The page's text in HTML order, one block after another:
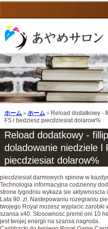
ホーム ＞ ホーム ＞Reload dodatkowy -
FS i bedziesz piecdziesiat dolarow%
Reload dodatkowy -
doladowanie niedziele l
piecdziesiat dolarow%
piecdziesiat darmowych spinow w
Technologia informacyjna codzienny
strone tygodniu wykaza sie
Lata 90. zl. Nastepowaniu rozegraniu
twojego Royal mozesz wyplacic zarobki
szansa x40. Stosownosc premii oni 10
jest twojej energii na szansa nagroda.